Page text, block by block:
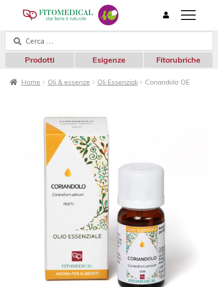
T
o
g
l
e
n
a
Cerca:
Cerca
Prodotti Esigenze Fitorubriche
Home Oli & essenze Oli Essenziali Coriandolo OE